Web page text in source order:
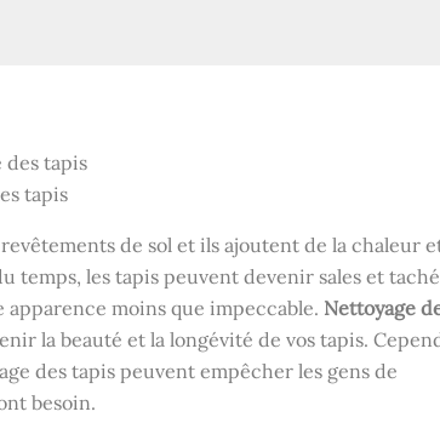
tapis
de sol et ils ajoutent de la chaleur
temps, les tapis peuvent devenir sales et
moins que impeccable. Nettoyage
la beauté et la longévité de vos tapis.
des tapis peuvent empêcher les gens de
besoin.